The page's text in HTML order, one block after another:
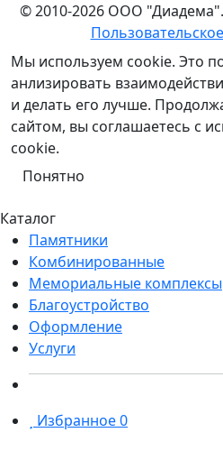
© 2010-2026 ООО
Мы используем cookie. Это
анлизировать
и делать его лучше.
сайтом, вы соглашаетесь с
cookie.
Понятно
Каталог
Памятники
Комбинированные
Мемориальные комплексы
Благоустройство
Оформление
Услуги
Избранное0